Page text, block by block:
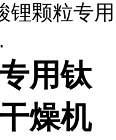
锂颗粒专用
用钛
燥机